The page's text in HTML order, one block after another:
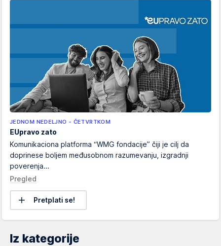
JEDNOM NEDELJNO - ČETVRTKOM
EUpravo zato
Komunikaciona platforma “WMG fondacije” čiji je cilj da
doprinese boljem međusobnom razumevanju, izgradnji
poverenja...
Pregled
Pretplati se!
Iz kategorije